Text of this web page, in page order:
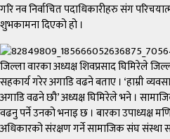
गरि नव निर्वाचित पदाधिकारीहरु संग
शुभकामना दिएको हो ।
जिल्ला वारका अध्यक्ष शिवप्रसाद घिमिरेले
सहकार्य गरेर अगाडि वढने बताए । ‘हाम्री
अगाडि वढने छौ’ अध्यक्ष घिमिरेले भने ।
वढनु पर्ने उनको भनाइ छ । बारका उपाध्यक्ष
अधिकारको संरक्षण गर्ने सामाजिक संघ संस्था